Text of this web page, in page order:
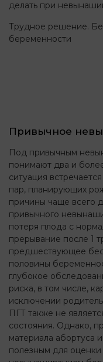
делать при
Трудное решение.
беременности
Привычное
Под привычным
понимают два и
ситуация
пар, планирующих
причины чаще всего
привычного
потеря плода с
прерывание после 1
предшествующее
половины
глубокое
риска, в том числе,
исключении
ПГТ также не
состояния. Однако,
материала абортуса
полезным для